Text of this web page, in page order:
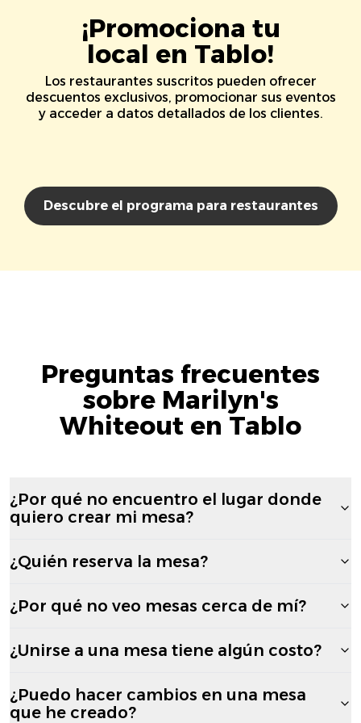
¡Promociona tu
local en Tablo!
Los restaurantes suscritos pueden ofrecer
descuentos exclusivos, promocionar sus eventos
y acceder a datos detallados de los clientes.
Descubre el programa para restaurantes
Preguntas frecuentes
sobre Marilyn's
Whiteout en Tablo
¿Por qué no encuentro el lugar donde
quiero crear mi mesa?
¿Quién reserva la mesa?
¿Por qué no veo mesas cerca de mí?
¿Unirse a una mesa tiene algún costo?
¿Puedo hacer cambios en una mesa
que he creado?